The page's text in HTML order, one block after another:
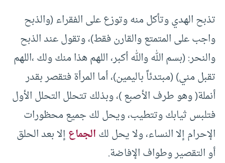
تذبح الهدي وتأكل منه وتوزع على الفقراء (والذبح
واجب على المتمتع والقارن فقط)، وتقول عند الذبح
والنحر: (بسم الله والله أكبر، اللهم هذا منك ولك ،اللهم
تقبل مني) (مبتدئاً باليمين)، أما المرأة فتقصر بقدر
أنملة( وهو طرف الأصبع )، وبذلك تتحلل التحلل الأول
فتلبس ثيابك وتتطيب، ويحل لك جميع محظورات
الإحرام إلا النساء، ولا يحل لكالجماعإلا بعد الحلق
أو التقصير وطواف الإفاضة.